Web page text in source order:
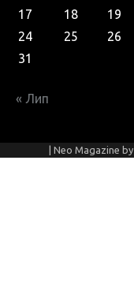
17
18 19
24
25 26
31
« Лип
| Neo Magazine by